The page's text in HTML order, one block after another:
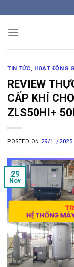
to
content
TIN TỨC, HOẠT ĐỘNG
REVIEW
CẤP KHÍ
ZLS50HI+
POSTED ON 29/11/2025
29
Nov